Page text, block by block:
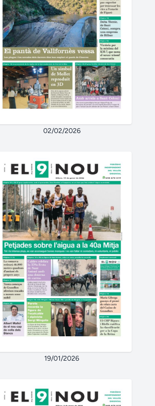
02/02/2026
19/01/2026